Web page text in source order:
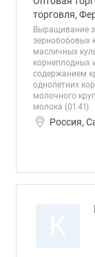
торговля,
Выращивание
зернобобовых
масличных
корнеплодных
содержанием
однолетних
молочного
молока (01.41)
Россия,